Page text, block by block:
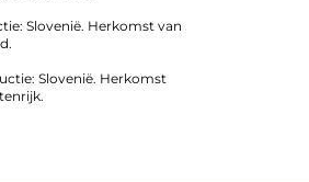
Slovenië. Herkomst van
Slovenië. Herkomst